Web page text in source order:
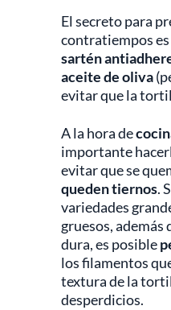
El secreto para
contratiempos
sartén
aceite de oliva
evitar que la
A la hora de
importante
evitar que se
queden tiernos.
variedades
gruesos, además
dura, es posible
los filamentos
textura de la
desperdicios.